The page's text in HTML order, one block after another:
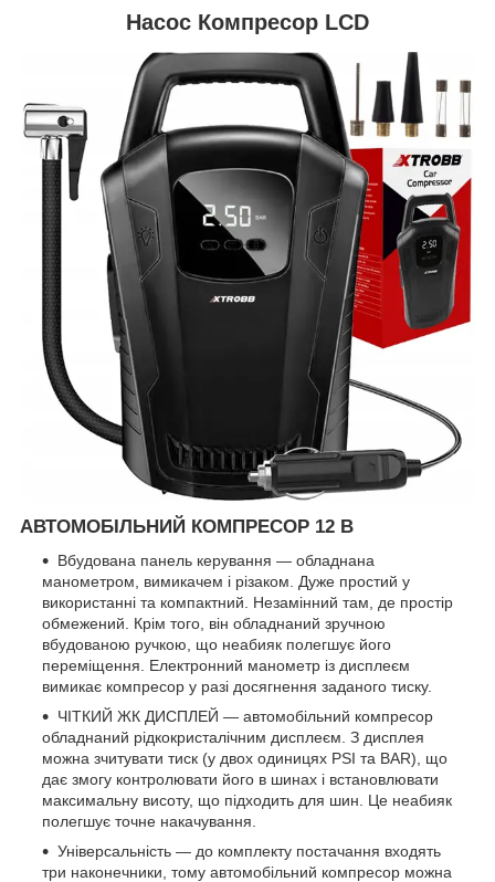
Насос Компресор LCD
АВТОМОБІЛЬНИЙ КОМПРЕСОР 12 В
Вбудована панель керування — обладнана
манометром, вимикачем і різаком. Дуже простий у
використанні та компактний. Незамінний там, де простір
обмежений. Крім того, він обладнаний зручною
вбудованою ручкою, що неабияк полегшує його
переміщення. Електронний манометр із дисплеєм
вимикає компресор у разі досягнення заданого тиску.
ЧІТКИЙ ЖК ДИСПЛЕЙ — автомобільний компресор
обладнаний рідкокристалічним дисплеєм. З дисплея
можна зчитувати тиск (у двох одиницях PSI та BAR), що
дає змогу контролювати його в шинах і встановлювати
максимальну висоту, що підходить для шин. Це неабияк
полегшує точне накачування.
Універсальність — до комплекту постачання входять
три наконечники, тому автомобільний компресор можна